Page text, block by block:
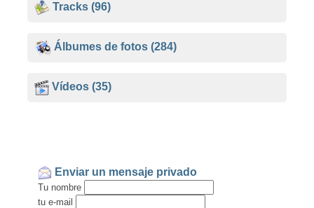
Tracks (96)
Álbumes de fotos (284)
Vídeos(35)
Enviar un mensaje privado
Tu nombre
tu e-mail